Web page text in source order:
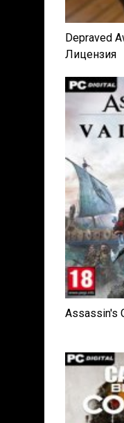
Depraved
Лицензия
Assassin's